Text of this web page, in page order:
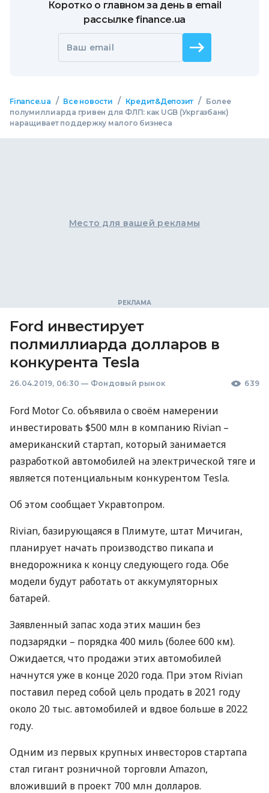
Коротко о главном за день в email
рассылке finance.ua
Ваш email
Finance.ua / Все новости / Кредит&Депозит /
Более
полумиллиарда гривен для ФЛП: как UGB (Укргазбанк)
наращивает поддержку малого бизнеса
Место для вашей рекламы
Ford инвестирует
полмиллиарда долларов в
конкурента Tesla
26.04.2019, 06:30 — Фондовый рынок 639
Ford Motor Co. объявила о своём намерении
инвестировать $500 млн в компанию Rivian –
американский стартап, который занимается
разработкой автомобилей на электрической тяге и
является потенциальным конкурентом Tesla.
Об этом сообщает Укравтопром.
Rivian, базирующаяся в Плимуте, штат Мичиган,
планирует начать производство пикапа и
внедорожника к концу следующего года. Обе
модели будут работать от аккумуляторных
батарей.
Заявленный запас хода этих машин без
подзарядки – порядка 400 миль (более 600 км).
Ожидается, что продажи этих автомобилей
начнутся уже в конце 2020 года. При этом Rivian
поставил перед собой цель продать в 2021 году
около 20 тыс. автомобилей и вдвое больше в 2022
году.
Одним из первых крупных инвесторов стартапа
стал гигант розничной торговли Amazon,
вложивший в проект 700 млн долларов.